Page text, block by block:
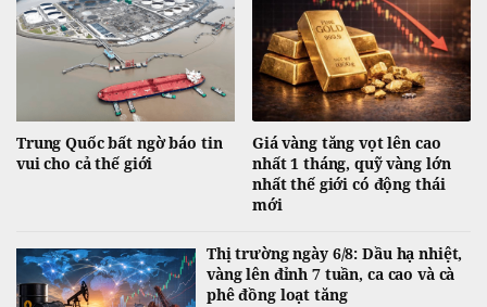
Trung Quốc bất ngờ báo tin
vui cho cả thế giới
Giá vàng tăng vọt lên cao
nhất 1 tháng, quỹ vàng lớn
nhất thế giới có động thái
mới
Thị trường ngày 6/8: Dầu hạ nhiệt,
vàng lên đỉnh 7 tuần, ca cao và cà
phê đồng loạt tăng